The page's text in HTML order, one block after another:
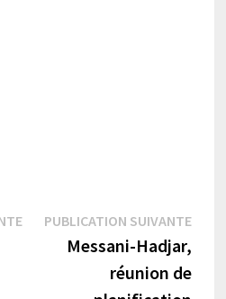
Publication
précédente :
PUBLICATION SUIVANTE
Messani-Hadjar,
réunion de